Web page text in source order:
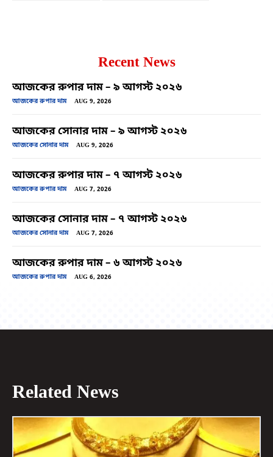
Recent News
আজকের রুপার দাম – ৯ আগস্ট ২০২৬
আজকের রুপার দাম AUG 9, 2026
আজকের সোনার দাম – ৯ আগস্ট ২০২৬
আজকের সোনার দাম AUG 9, 2026
আজকের রুপার দাম – ৭ আগস্ট ২০২৬
আজকের রুপার দাম AUG 7, 2026
আজকের সোনার দাম – ৭ আগস্ট ২০২৬
আজকের সোনার দাম AUG 7, 2026
আজকের রুপার দাম – ৬ আগস্ট ২০২৬
আজকের রুপার দাম AUG 6, 2026
Related News